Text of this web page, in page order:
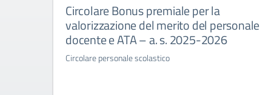
Circolare Bonus premiale per la
valorizzazione del merito del personale
docente e ATA – a. s. 2025-2026
Circolare personale scolastico